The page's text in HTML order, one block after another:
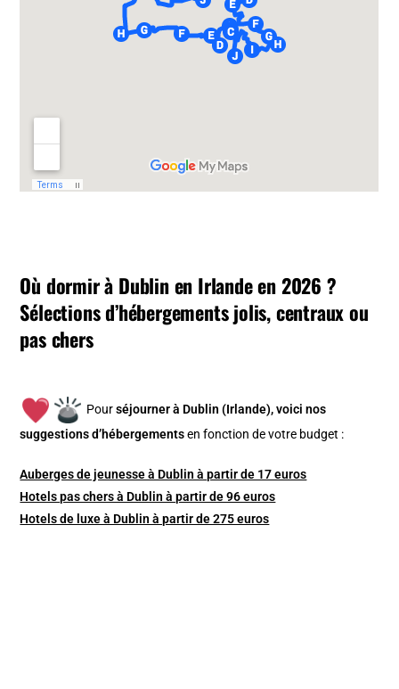
Où dormir à Dublin en Irlande en 2026 ?
Sélections d’hébergements jolis, centraux ou
pas chers
Pourséjourner à Dublin (Irlande), voici nos
suggestions d’hébergements en fonction de votre budget :
Auberges de jeunesse à Dublin à partir de 17 euros
Hotels pas chers à Dublin à partir de 96 euros
Hotels de luxe à Dublin à partir de 275 euros